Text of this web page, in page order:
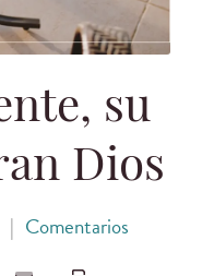
su
Dios
| Comentarios